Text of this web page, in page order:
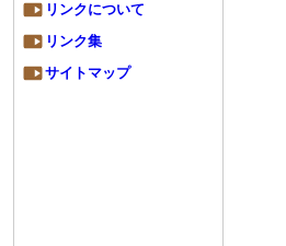
リンクについて
リンク集
サイトマップ